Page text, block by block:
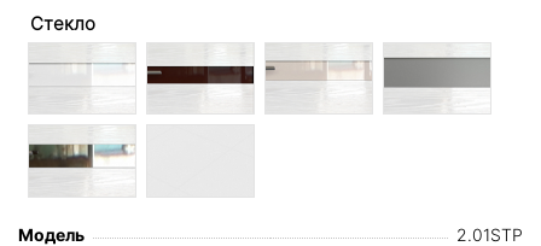
Стекло
Модель
2.01STP